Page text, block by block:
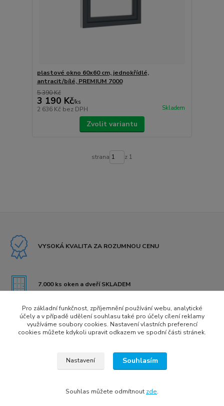
plastové okno 60x60 cm, jednokřídlé,
antracit/bílé, PREMIUM 7000
5 390 Kč
3 190 Kč/ks
2 636 Kč bez DPH Skladem
Zvolit variantu
strana z 1
VYSOKÁ KVALITA ZA ROZUMNOU CENU
7.000 ks oken a dveří SKLADEM
VLASTNÍ PRODEJNA V KLATOVECH
Tomáš Treybal | Internet media marketing
Pro základní funkčnost, zpříjemnění používání webu, analytické
účely a v případě udělení souhlasu také pro účely cílení reklamy
využíváme soubory cookies. Nastavení vlastních preferencí
cookies můžete kdykoli upravit odkazem ve spodní části stránek.
Nastavení Souhlasím
Souhlas můžete odmítnout zde.